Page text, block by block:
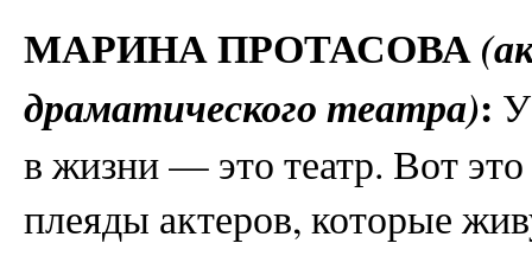
МАРИНА ПРОТАСОВА
драматического театра):
в жизни — это театр. Вот это
плеяды актеров, которые